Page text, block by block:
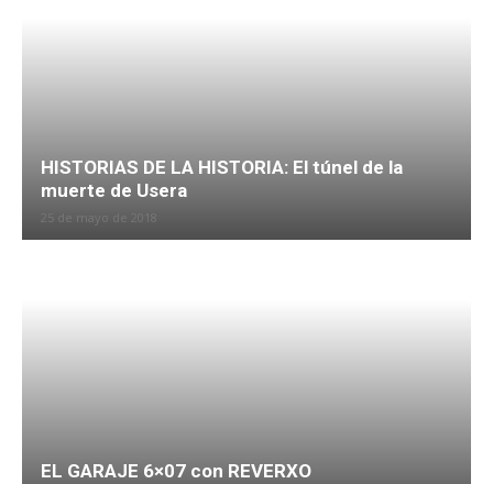
HISTORIAS DE LA HISTORIA: El túnel de la
muerte de Usera
25 de mayo de 2018
EL GARAJE 6×07 con REVERXO